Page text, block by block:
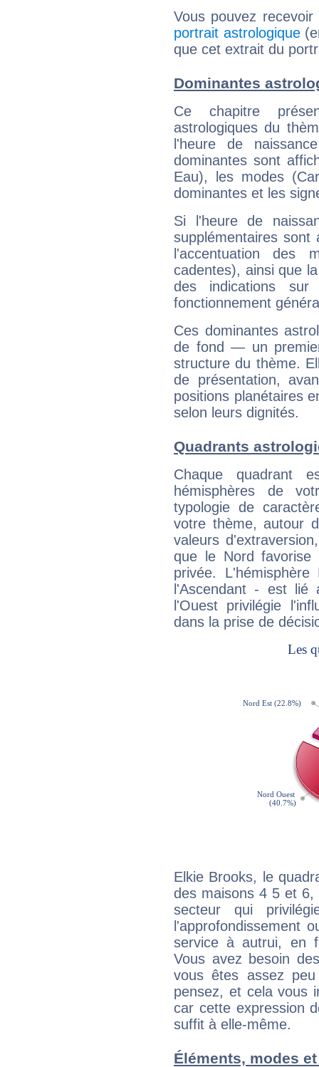
Vous pouvez
portrait astrologique
que cet extrait du
Dominantes
Ce chapitre
astrologiques du
l'heure de
dominantes sont
Eau), les modes
dominantes et les
Si l'heure de
supplémentaires sont
l'accentuation des
cadentes), ainsi que
des indications sur
fonctionnement
Ces dominantes
de fond — un
structure du thème.
de présentation,
positions planétaires
selon leurs dignités.
Quadrants
Chaque quadrant
hémisphères de
typologie de
votre thème, autour
valeurs
que le Nord favorise
privée.
l'Ascendant - est
l'Ouest privilégie
dans la prise de
Elkie Brooks, le
des maisons 4 5 et
secteur qui
l'approfondissement
service à autrui, en
Vous avez besoin
vous êtes assez
pensez, et cela vous
car cette expression
suffit à elle-même.
Éléments, modes